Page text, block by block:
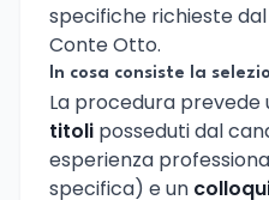
specifiche richieste
Conte Otto.
In cosa consiste la
La procedura prevede
titoli posseduti dal
esperienza
specifica) e un